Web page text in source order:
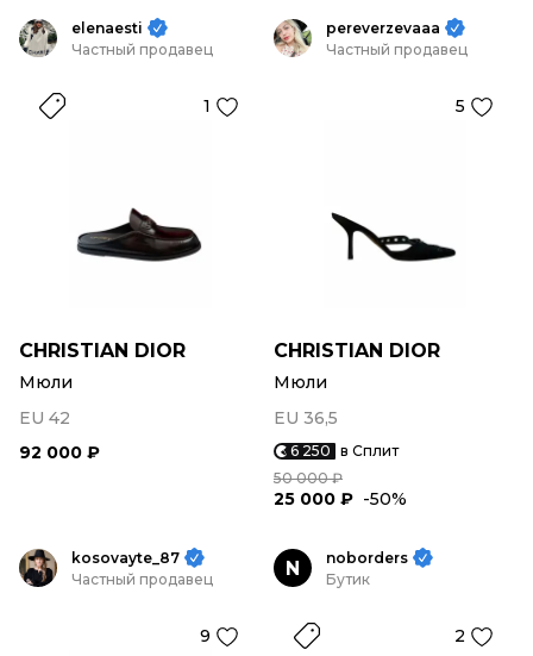
elenaesti
Частный продавец
1
CHRISTIAN DIOR
Мюли
EU 42
92 000 ₽
pereverzevaaa
Частный продавец
5
CHRISTIAN DIOR
Мюли
EU 36,5
6 250 в Сплит
50 000 ₽
25 000 ₽ -50%
kosovayte_87
Частный продавец
9
N
noborders
Бутик
2